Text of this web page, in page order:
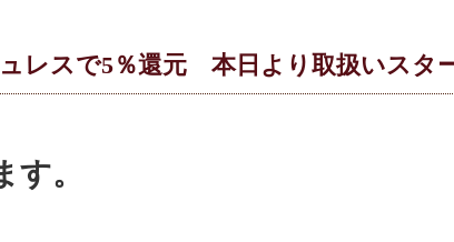
レスで5％還元 本日より取扱いスタ
。